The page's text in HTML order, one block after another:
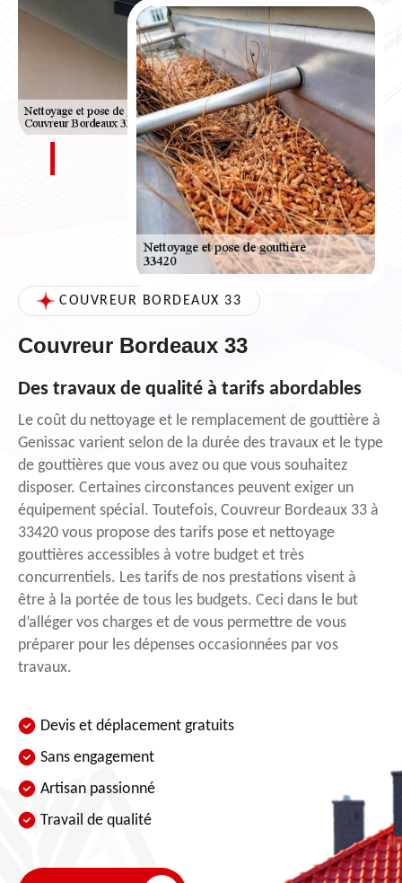
COUVREUR BORDEAUX 33
Couvreur Bordeaux 33
Des travaux de qualité à tarifs abordables
Le coût du nettoyage et le remplacement de gouttière à
Genissac varient selon de la durée des travaux et le type
de gouttières que vous avez ou que vous souhaitez
disposer. Certaines circonstances peuvent exiger un
équipement spécial. Toutefois, Couvreur Bordeaux 33 à
33420 vous propose des tarifs pose et nettoyage
gouttières accessibles à votre budget et très
concurrentiels. Les tarifs de nos prestations visent à
être à la portée de tous les budgets. Ceci dans le but
d’alléger vos charges et de vous permettre de vous
préparer pour les dépenses occasionnées par vos
travaux.
Devis et déplacement gratuits
Sans engagement
Artisan passionné
Travail de qualité